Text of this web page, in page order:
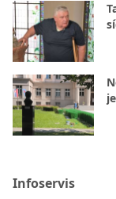
Infoservis